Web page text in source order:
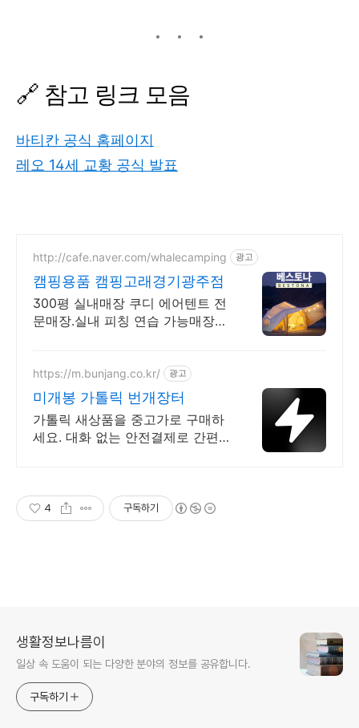
🔗 참고 링크 모음
바티칸 공식 홈페이지
레오 14세 교황 공식 발표
http://cafe.naver.com/whalecamping 광고
캠핑용품 캠핑고래경기광주점
300평 실내매장 쿠디 에어텐트 전
문매장.실내 피칭 연습 가능매장레
https://m.bunjang.co.kr/ 광고
미개봉 가톨릭 번개장터
가톨릭 새상품을 중고가로 구매하
세요. 대화 없는 안전결제로 간편
4 구독하기
생활정보나름이
일상 속 도움이 되는 다양한 분야의 정보를 공유합니다.
구독하기